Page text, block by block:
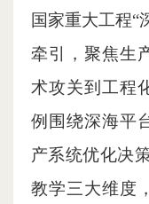
国家重大工程“
牵引，聚焦生
术攻关到工程
例围绕深海平
产系统优化决
教学三大维度